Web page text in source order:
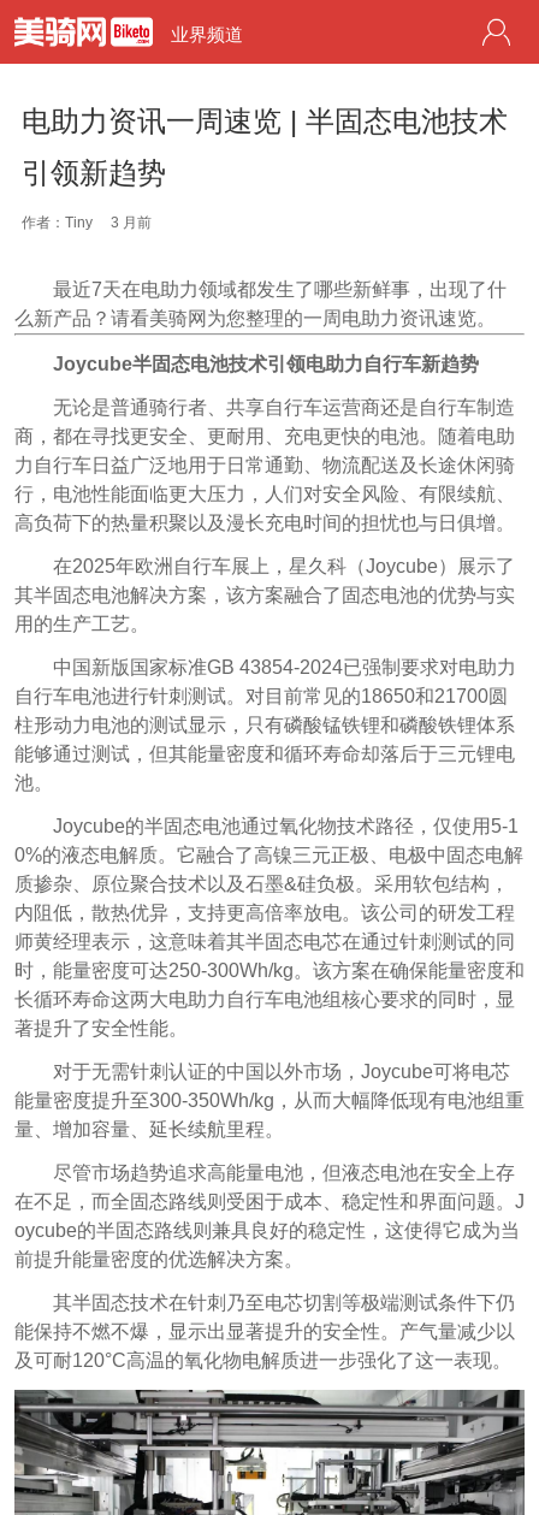
业界频道
电助力资讯一周速览 | 半固态电池技术
引领新趋势
作者：Tiny 3 月前
最近7天在电助力领域都发生了哪些新鲜事，出现了什
么新产品？请看美骑网为您整理的一周电助力资讯速览。
Joycube半固态电池技术引领电助力自行车新趋势
无论是普通骑行者、共享自行车运营商还是自行车制造
商，都在寻找更安全、更耐用、充电更快的电池。随着电助
力自行车日益广泛地用于日常通勤、物流配送及长途休闲骑
行，电池性能面临更大压力，人们对安全风险、有限续航、
高负荷下的热量积聚以及漫长充电时间的担忧也与日俱增。
在2025年欧洲自行车展上，星久科（Joycube）展示了
其半固态电池解决方案，该方案融合了固态电池的优势与实
用的生产工艺。
中国新版国家标准GB 43854-2024已强制要求对电助力
自行车电池进行针刺测试。对目前常见的18650和21700圆
柱形动力电池的测试显示，只有磷酸锰铁锂和磷酸铁锂体系
能够通过测试，但其能量密度和循环寿命却落后于三元锂电
池。
Joycube的半固态电池通过氧化物技术路径，仅使用5-1
0%的液态电解质。它融合了高镍三元正极、电极中固态电解
质掺杂、原位聚合技术以及石墨&硅负极。采用软包结构，
内阻低，散热优异，支持更高倍率放电。该公司的研发工程
师黄经理表示，这意味着其半固态电芯在通过针刺测试的同
时，能量密度可达250-300Wh/kg。该方案在确保能量密度和
长循环寿命这两大电助力自行车电池组核心要求的同时，显
著提升了安全性能。
对于无需针刺认证的中国以外市场，Joycube可将电芯
能量密度提升至300-350Wh/kg，从而大幅降低现有电池组重
量、增加容量、延长续航里程。
尽管市场趋势追求高能量电池，但液态电池在安全上存
在不足，而全固态路线则受困于成本、稳定性和界面问题。J
oycube的半固态路线则兼具良好的稳定性，这使得它成为当
前提升能量密度的优选解决方案。
其半固态技术在针刺乃至电芯切割等极端测试条件下仍
能保持不燃不爆，显示出显著提升的安全性。产气量减少以
及可耐120°C高温的氧化物电解质进一步强化了这一表现。